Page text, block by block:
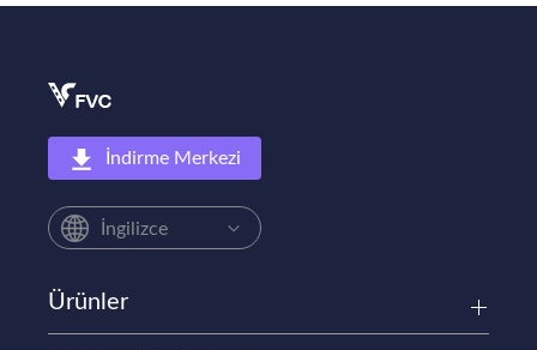
İndirme Merkezi
İngilizce
Ürünler